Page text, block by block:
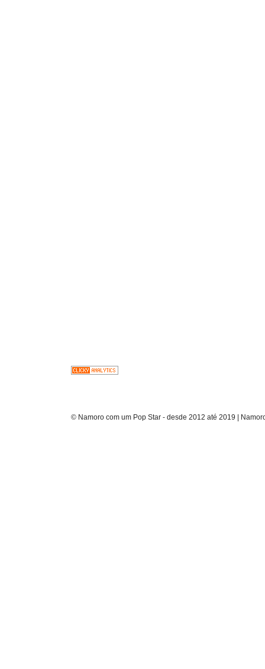
© Namoro com um Pop Star - desde 2012 até 2019 |